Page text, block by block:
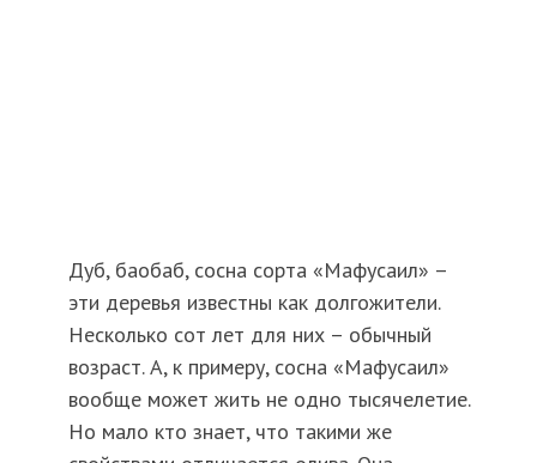
Дуб, баобаб, сосна сорта «Мафусаил» –
эти деревья известны как долгожители.
Несколько сот лет для них – обычный
возраст. А, к примеру, сосна «Мафусаил»
вообще может жить не одно тысячелетие.
Но мало кто знает, что такими же